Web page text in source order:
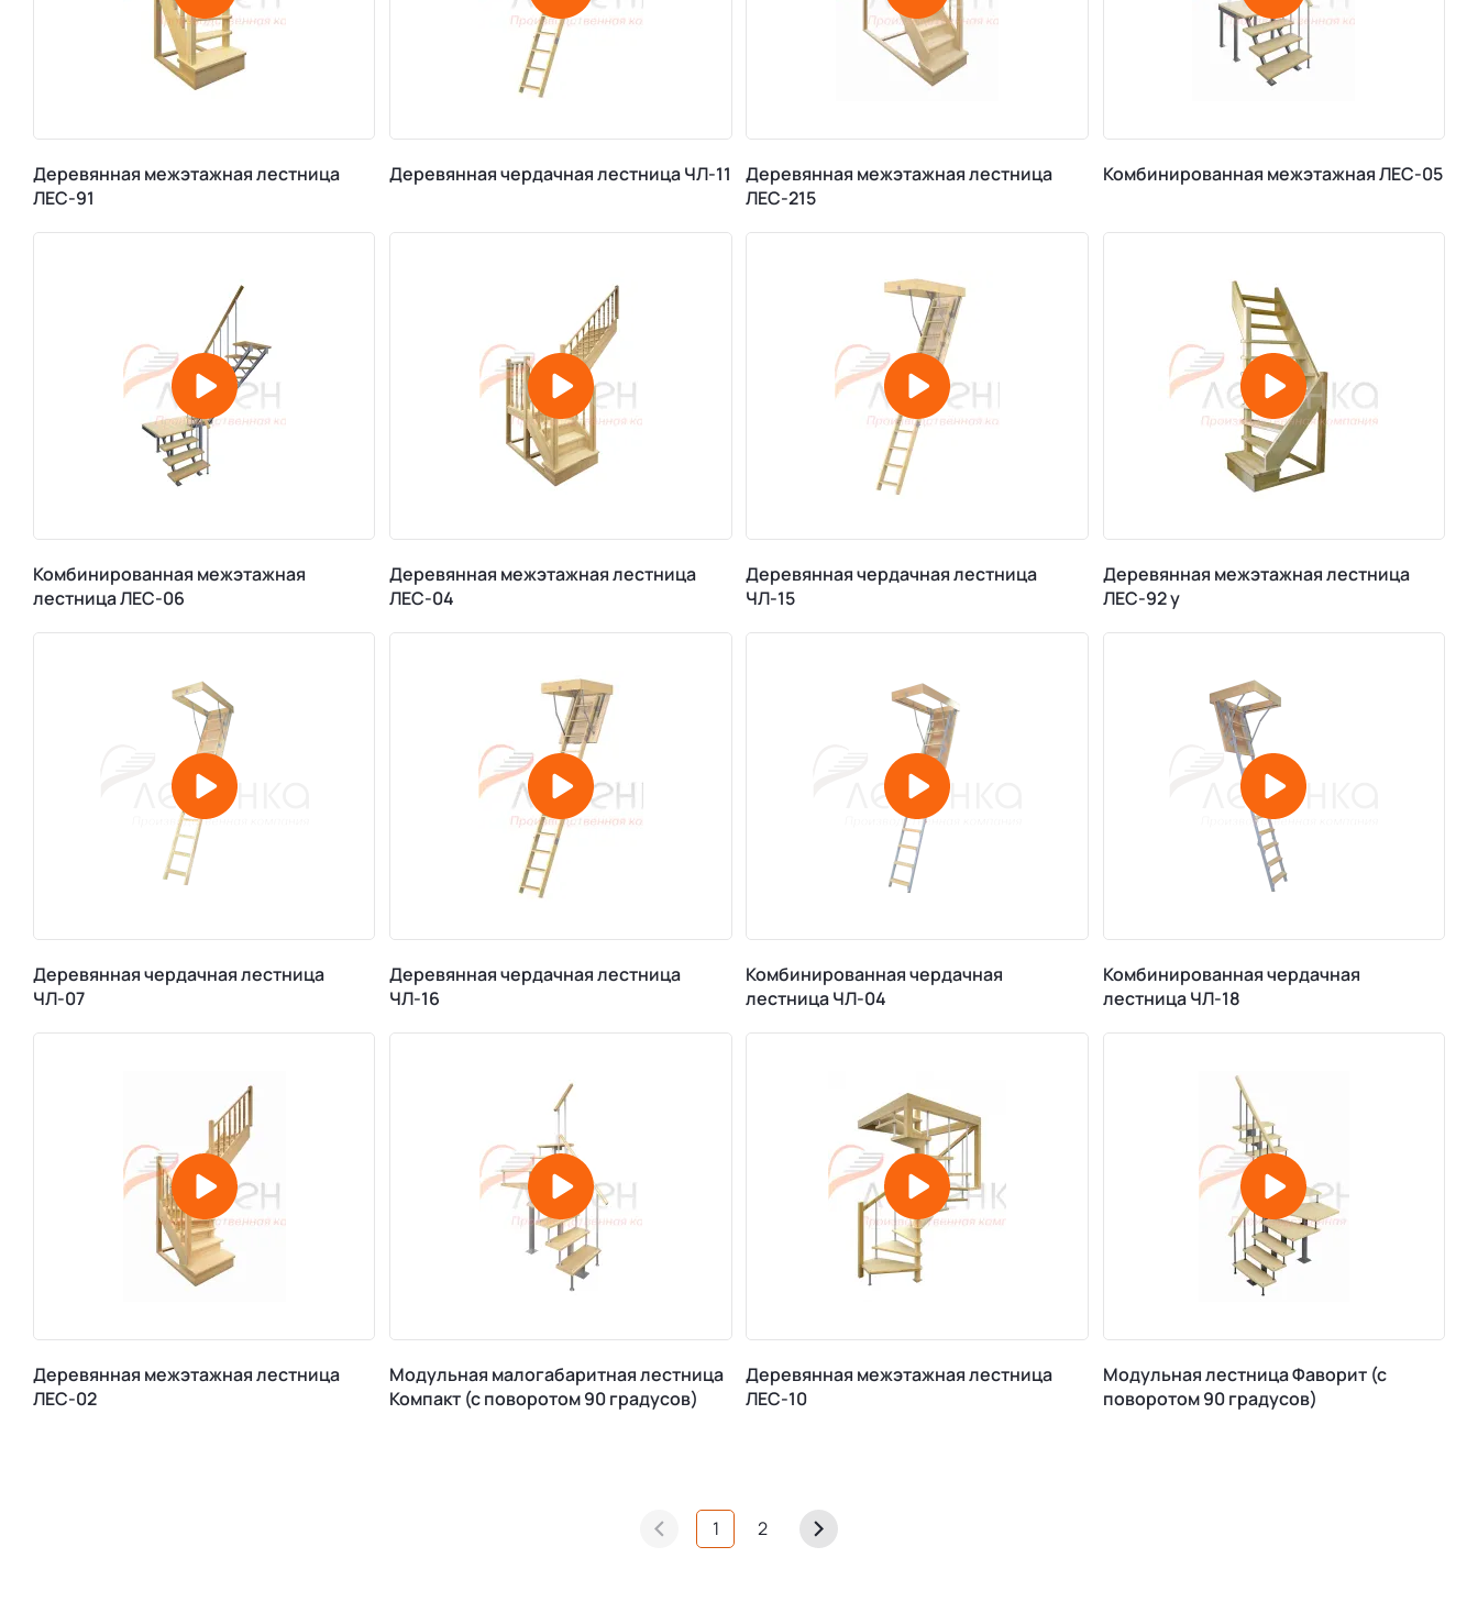
Деревянная межэтажная лестница
ЛЕС-91
Деревянная чердачная лестница ЧЛ-11
Деревянная межэтажная лестница
ЛЕС-215
Комбинированная межэтажная ЛЕС-05
Комбинированная межэтажная
лестница ЛЕС-06
Деревянная межэтажная лестница
ЛЕС-04
Деревянная чердачная лестница
ЧЛ-15
Деревянная межэтажная лестница
ЛЕС-92 у
Деревянная чердачная лестница
ЧЛ-07
Деревянная чердачная лестница
ЧЛ-16
Комбинированная чердачная
лестница ЧЛ-04
Комбинированная чердачная
лестница ЧЛ-18
Деревянная межэтажная лестница
ЛЕС-02
Модульная малогабаритная лестница
Компакт (с поворотом 90 градусов)
Деревянная межэтажная лестница
ЛЕС-10
Модульная лестница Фаворит (с
поворотом 90 градусов)
1 2